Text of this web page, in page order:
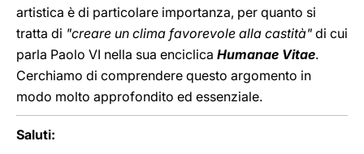
artistica è di particolare importanza, per quanto si
tratta di "creare un clima favorevole alla castità" di cui
parla Paolo VI nella sua enciclica Humanae Vitae.
Cerchiamo di comprendere questo argomento in
modo molto approfondito ed essenziale.
Saluti: